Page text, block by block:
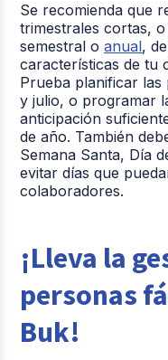
Se recomienda que
trimestrales cortas,
semestral oanual,
características de tu
Prueba planificar
y julio, o programar
anticipación
de año. También
Semana Santa, Día
evitar días que
colaboradores.
¡Lleva la
personas
Buk!